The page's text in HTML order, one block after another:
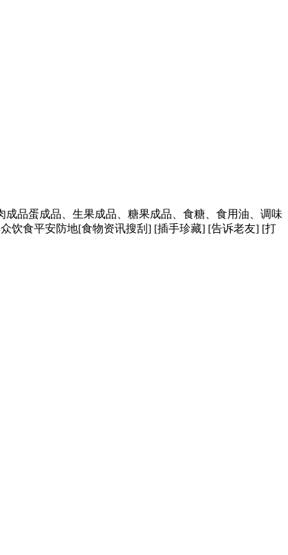
品蛋成品、生果成品、糖果成品、食糖、食用油、调味
饮食平安防地[食物资讯搜刮] [插手珍藏] [告诉老友] [打